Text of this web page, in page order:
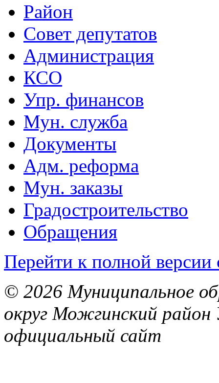
Район
Совет депутатов
Администрация
КСО
Упр. финансов
Мун. служба
Документы
Адм. реформа
Мун. заказы
Градостроительство
Обращения
Перейти к полной версии
© 2026 Муниципальное
округ Можгинский район
официальный сайт